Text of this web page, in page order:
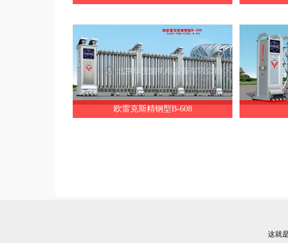
欧雷克斯精钢型B-608
这就